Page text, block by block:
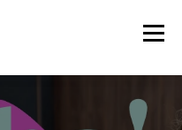
Menu